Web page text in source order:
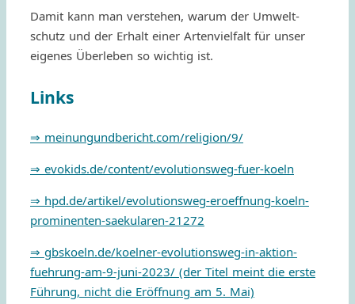
Damit kann man verste­hen, warum der Umwelt­
schutz und der Erhalt einer Arte­nviel­falt für unser
eige­nes Über­le­ben so wich­tig ist.
Links
⇒ meinungundbericht.com/religion/9/
⇒ evokids.de/content/evolutionsweg-fuer-koeln
⇒ hpd.de/artikel/evolutionsweg-eroeffnung-koeln-
prominenten-saekularen-21272
⇒ gbskoeln.de/koelner-evolutionsweg-in-aktion-
fuehrung-am-9-juni-2023/ (der Titel meint die erste
Führung, nicht die Eröf­f­nung am 5. Mai)